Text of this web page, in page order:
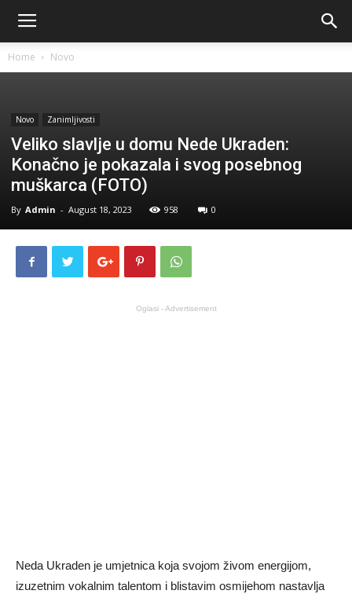
Home Novo
Novo Zanimljivosti
Veliko slavlje u domu Nede Ukraden:
Konačno je pokazala i svog posebnog
muškarca (FOTO)
By Admin - August 18, 2023 958 0
Oglasi - Advertisement
Neda Ukraden je umjetnica koja svojom živom energijom,
izuzetnim vokalnim talentom i blistavim osmijehom nastavlja